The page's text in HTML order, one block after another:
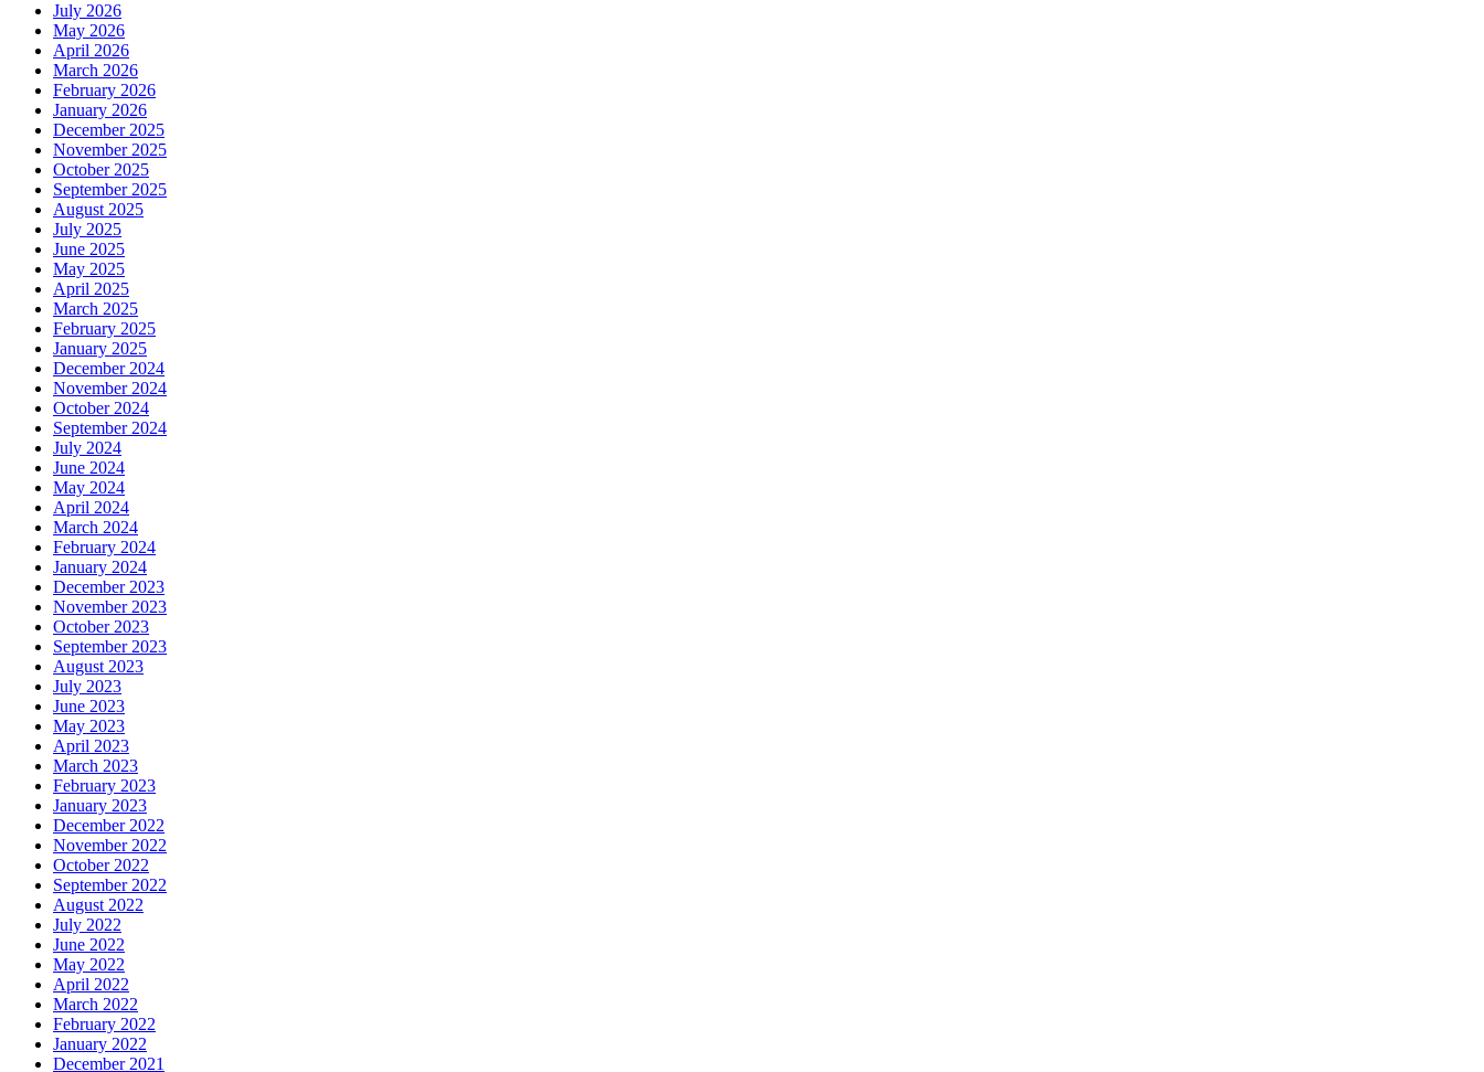
July 2026
May 2026
April 2026
March 2026
February 2026
January 2026
December 2025
November 2025
October 2025
September 2025
August 2025
July 2025
June 2025
May 2025
April 2025
March 2025
February 2025
January 2025
December 2024
November 2024
October 2024
September 2024
July 2024
June 2024
May 2024
April 2024
March 2024
February 2024
January 2024
December 2023
November 2023
October 2023
September 2023
August 2023
July 2023
June 2023
May 2023
April 2023
March 2023
February 2023
January 2023
December 2022
November 2022
October 2022
September 2022
August 2022
July 2022
June 2022
May 2022
April 2022
March 2022
February 2022
January 2022
December 2021